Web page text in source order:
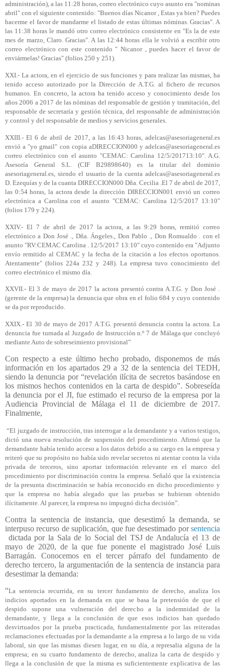
administración), a las 11:28 horas, correo electrónico cuyo asunto era "nominas
abril" con el siguiente contenido: "Buenos días Nicanor , Estas ya bien? Puedes
hacerme el favor de mandarme el listado de estas últimas nóminas. Gracias". A
las 11:38 horas le mandó otro correo electrónico consistente en "Es la de este
mes de marzo, Claro. Gracias". A las 12:44 horas ella le volvió a escribir otro
correo electrónico con este contenido " Nicanor , puedes hacer el favor de
enviármelas! Gracias" (folios 250 y 251).
XXI.- La actora, en el ejercicio de sus funciones y para realizar las mismas, ha
tenido acceso autorizado por la Dirección de A.T.G. al fichero de recursos
humanos. En concreto, la actora ha tenido acceso y conocimiento desde los
años 2006 a 2017 de las nóminas del responsable de gestión y tramitación, del
responsable de secretaría y gestión técnica, del responsable de administración
y control y del responsable de medios y servicios generales.
XXIII.- El 6 de abril de 2017, a las 16:43 horas, adelcas@asesoriageneral.es
envió a "yo gmail" con copia aDIRECCION000 y adelcas@asesoriageneral.es
correo electrónico con el asunto "CEMAC: Carolina 12/5/201713:10". A.G.
Asesoría General S.L. (CIF B29898640) es la titular del dominio
asesoriageneral.es, siendo el usuario de la cuenta adelcas@asesoriageneral.es
D. Ezequías y de la cuanta DIRECCION000 Dña. Cecilia .El 7 de abril de 2017,
las 0:54 horas, la actora desde la dirección DIRECCION001 envió un correo
electrónica a Carolina con el asunto "CEMAC: Carolina 12/5/2017 13:10"
(folios 179 y 224).
XXIV.- El 7 de abril de 2017 la actora, a las 9:29 horas, remitió correo
electrónico a Don José ., Dña. Ángeles., Don Pablo ., Don Romualdo . con el
asunto "RV:CEMAC Carolina . 12/5/2017 13:10" cuyo contenido era "Adjunto
envío remitido al CEMAC y la fecha de la citación a los efectos oportunos.
Atentamente" (folios 224a 232 y 248). La empresa tuvo conocimiento del
correo electrónico el mismo día.
XXVII.- El 3 de mayo de 2017 la actora presentó contra A.T.G. y Don José .
(gerente de la empresa) la denuncia que obra en el folio 684 y cuyo contenido
se da por reproducido.
XXIX.- El 30 de mayo de 2017 A.T.G. presentó denuncia contra la actora. La
denuncia fue turnada al Juzgado de Instrucción n.º 7 de Málaga que concluyó
mediante Auto de sobreseimiento provisional”
Con respecto a este último hecho probado, disponemos de más
información en los apartados 29 a 32 de la sentencia del TEDH,
siendo la denuncia por “revelación ilícita de secretos basándose en
los mismos hechos contenidos en la carta de despido”. Sobreseída
la denuncia por el JI, fue estimado el recurso de la empresa por la
Audiencia Provincial de Málaga el 11 de diciembre de 2017.
Finalmente,
“El juzgado de instrucción, tras interrogar a la demandante y a varios testigos,
dictó una nueva resolución de suspensión del procedimiento. Afirmó que la
demandante había tenido acceso a los datos debido a su cargo en la empresa y
reiteró que su propósito no había sido revelar secretos ni atentar contra la vida
privada de terceros, sino aportar información relevante en el marco del
procedimiento por discriminación contra la empresa. Señaló que la existencia
de la presunta discriminación se había reconocido en dicho procedimiento y
que la empresa no había alegado que las pruebas se hubieran obtenido
ilícitamente. Al parecer, la empresa no impugnó dicha decisión”.
Contra la sentencia de instancia, que desestimó la demanda, se
interpuso recurso de suplicación, que fue desestimado porsentencia
dictada por la Sala de lo Social del TSJ de Andalucía el 13 de
mayo de 2020, de la que fue ponente el magistrado José Luis
Barragán. Conocemos en el tercer párrafo del fundamento de
derecho tercero, la argumentación de la sentencia de instancia para
desestimar la demanda:
“La sentencia recurrida, en su tercer fundamento de derecho, analiza los
indicios aportados en la demanda en que se basa la pretensión de que el
despido supone una vulneración del derecho a la indemnidad de la
demandante, y llega a la conclusión de que esos indicios han quedado
desvirtuados por la prueba practicada, fundamentalmente por las reiteradas
reclamaciones efectuadas por la demandante a la empresa a lo largo de su vida
laboral, sin que las mismas diesen lugar, en su día, a represalia alguna de la
empresa; en su cuarto fundamento de derecho, analiza la carta de despido y
llega a la conclusión de que la misma es suficientemente explicativa de las